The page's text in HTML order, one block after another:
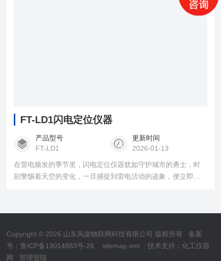
FT-LD1闪电定位仪器
产品型号
FT-LD1
更新时间
2026-01-13
在雷电频发的季节里，闪电定位仪器犹如守护城市的勇士，时
刻警惕着天空的变化，一旦捕捉到雷电活动的迹象，便立即启
Copyright © 2026 山东风途物联网科技有限公司 版权所有 备案
号：鲁ICP备19014883号-26
sitemap.xml 技术支持：化工仪器
网
管理登陆